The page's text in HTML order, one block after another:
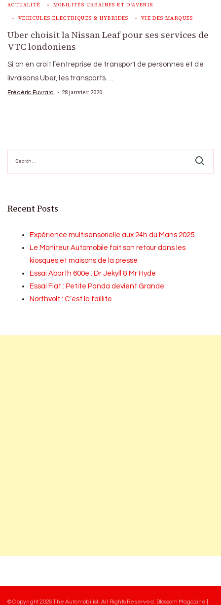
ACTUALITÉ MOBILITÉS URBAINES ET D'AVENIR
VÉHICULES ÉLECTRIQUES & HYBRIDES VIE DES MARQUES
Uber choisit la Nissan Leaf pour ses services de
VTC londoniens
Si on en croit l’entreprise de transport de personnes et de
livraisons Uber, les transports …
Frédéric Euvrard 28 janvier 2020
for:
Recent Posts
Expérience multisensorielle aux 24h du Mans 2025
Le Moniteur Automobile fait son retour dans les
kiosques et maisons de la presse
Essai Abarth 600e : Dr Jekyll & Mr Hyde
Essai Fiat : Petite Panda devient Grande
Northvolt : C’est la faillite
© Copyright 2026The Automobilist. All Rights Reserved. Blossom Magazine |